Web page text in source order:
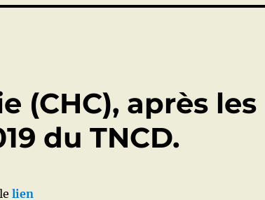
(CHC), après les
du TNCD.
lien